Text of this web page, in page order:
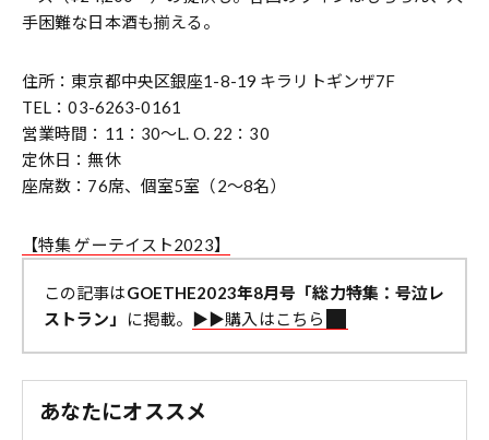
手困難な日本酒も揃える。
住所：東京都中央区銀座1-8-19 キラリトギンザ7F
TEL：03-6263-0161
営業時間：11：30～L. O. 22：30
定休日：無休
座席数：76席、個室5室（2～8名）
【特集 ゲーテイスト2023】
この記事はGOETHE2023年8月号「総力特集：号泣レ
ストラン」
に掲載。 ▶︎▶︎購入はこちら
あなたにオススメ